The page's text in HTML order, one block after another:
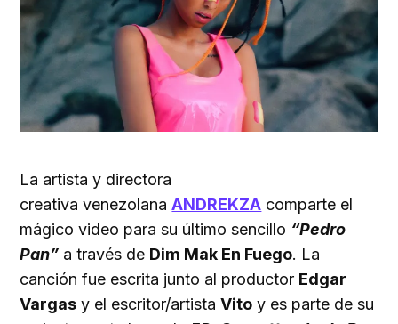
La artista y directora
creativa venezolanaANDREKZA comparte el
mágico video para su último sencillo “Pedro
Pan” a través de Dim Mak En Fuego. La
canción fue escrita junto al productor Edgar
Vargas y el escritor/artistaVito y es parte de su